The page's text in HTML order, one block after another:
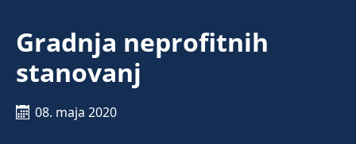
Gradnja neprofitnih
stanovanj
08. maja 2020